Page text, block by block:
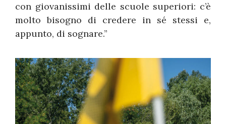
con giovanissimi delle scuole superiori: c’è
molto bisogno di credere in sé stessi e,
appunto, di sognare.”